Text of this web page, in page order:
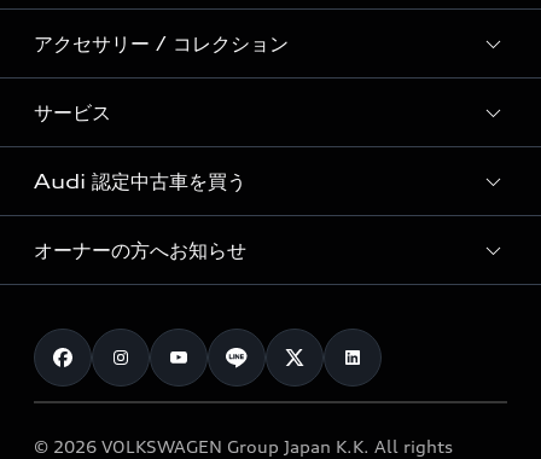
Audi Sport
Formula 1®
デジタルサービス
新車在庫検索
試乗車・展示車検索
見積り依頼
試乗予約
モデル一覧
特別仕様モデル / 限定モデル
e-tronラインアップ
価格シミュレーション
車両比較
カタログ一覧
アクセサリー / コレクション
純正アクセサリー
オンラインショップ
Audi collection
アウディナビアプリ
サービス
サービス入庫予約
サービスプログラム
メンテナンス
車検 / 定期点検
e-tronアフターサポート
Audi 認定中古車を買う
Audi認定中古車
クオリティ
保証
メンテナンス
オーナーの方へお知らせ
お知らせ
オーナー様向けキャンペーン
© 2026 VOLKSWAGEN Group Japan K.K. All rights